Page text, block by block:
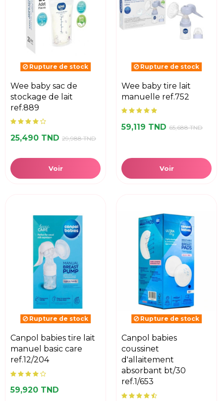
Rupture de stock
wee baby sac de
stockage de lait
ref.889
25,490 TND 29,988 TND
Voir
Rupture de stock
wee baby tire lait
manuelle ref.752
59,119 TND 65,688 TND
Voir
Rupture de stock
canpol babies tire lait
manuel basic care
ref.12/204
59,920 TND
Rupture de stock
canpol babies
coussinet
d'allaitement
absorbant bt/30
ref.1/653